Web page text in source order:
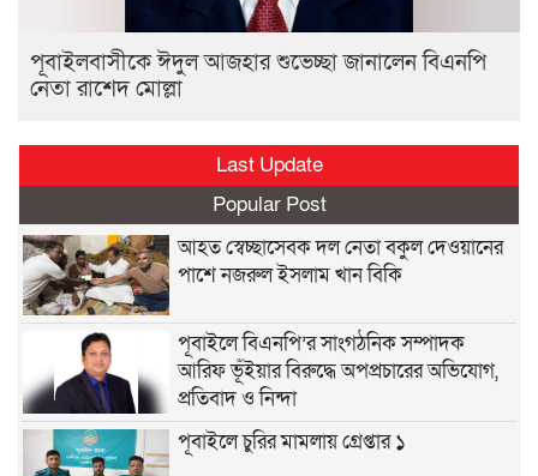
পূবাইলবাসীকে ঈদুল আজহার শুভেচ্ছা জানালেন বিএনপি
নেতা রাশেদ মোল্লা
Last Update
Popular Post
আহত স্বেচ্ছাসেবক দল নেতা বকুল দেওয়ানের
পাশে নজরুল ইসলাম খান বিকি
পূবাইলে বিএনপি’র সাংগঠনিক সম্পাদক
আরিফ ভূঁইয়ার বিরুদ্ধে অপপ্রচারের অভিযোগ,
প্রতিবাদ ও নিন্দা
পূবাইলে চুরির মামলায় গ্রেপ্তার ১